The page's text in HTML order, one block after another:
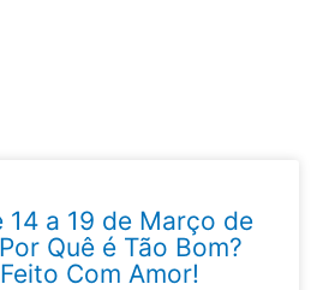
14 a 19 de Março de
Quê é Tão Bom?
Com Amor!